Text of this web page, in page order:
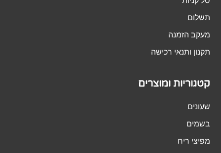
תשלום
מעקב הזמנה
תקנון ותנאי רכישה
קטגוריות ומוצרים
שעונים
בשמים
מפיצי ריח